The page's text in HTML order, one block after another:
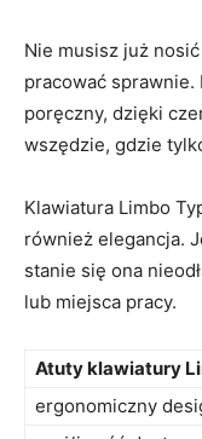
Nie musisz⁢ już
pracować
poręczny, dzięki
wszędzie, gdzie
Klawiatura Limbo
również elegancja.‌
stanie się ona
lub miejsca pracy.
Atuty ‍klawiatury
ergonomiczny